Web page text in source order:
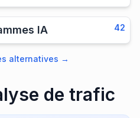
IA 42
alternatives →
de trafic